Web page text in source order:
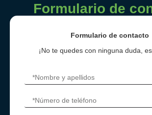
Formulario de
Formulario de contacto
¡No te quedes con ninguna duda,